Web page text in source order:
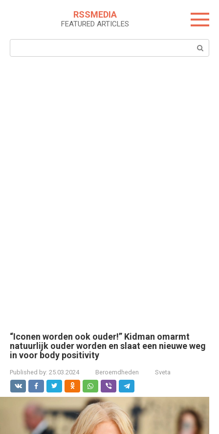
RSSMEDIA
FEATURED ARTICLES
Search:
“Iconen worden ook ouder!” Kidman omarmt
natuurlijk ouder worden en slaat een nieuwe weg
in voor body positivity
Published by: 25.03.2024 Beroemdheden Sveta